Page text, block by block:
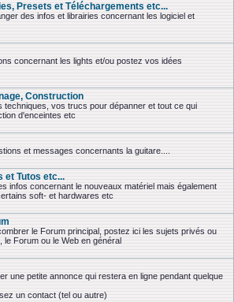
Presets et Téléchargements etc...
des infos et librairies concernant les logiciel et
concernant les lights et/ou postez vos idées
Construction
techniques, vos trucs pour dépanner et tout ce qui
d'enceintes etc
et messages concernants la guitare....
et Tutos etc...
infos concernant le nouveaux matériel mais également
soft- et hardwares etc
le Forum principal, postez ici les sujets privés ou
le Forum ou le Web en général
une petite annonce qui restera en ligne pendant quelque
un contact (tel ou autre)